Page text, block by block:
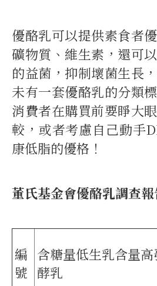
優酪乳可以提供素食者
礦物質、維生素，還可
的益菌，抑制壞菌生長
未有一套優酪乳的分類
消費者在購買前要睜大
較，或者考慮自己動手
康低脂的優格！
董氏基金會優酪乳調查報
編
號
含糖量低生乳含量高
酵乳